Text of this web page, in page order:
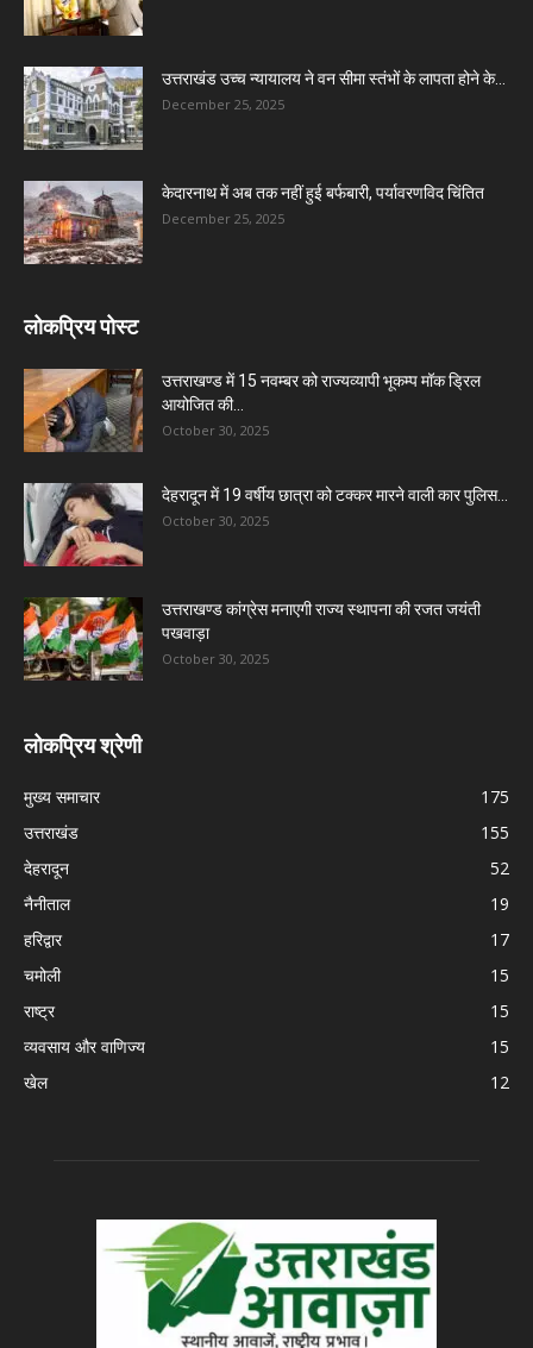
उत्तराखंड उच्च न्यायालय ने वन सीमा स्तंभों के लापता होने के...
December 25, 2025
केदारनाथ में अब तक नहीं हुई बर्फबारी, पर्यावरणविद चिंतित
December 25, 2025
लोकप्रिय पोस्ट
उत्तराखण्ड में 15 नवम्बर को राज्यव्यापी भूकम्प मॉक ड्रिल
आयोजित की...
October 30, 2025
देहरादून में 19 वर्षीय छात्रा को टक्कर मारने वाली कार पुलिस...
October 30, 2025
उत्तराखण्ड कांग्रेस मनाएगी राज्य स्थापना की रजत जयंती
पखवाड़ा
October 30, 2025
लोकप्रिय श्रेणी
मुख्य समाचार
175
उत्तराखंड
155
देहरादून
52
नैनीताल
19
हरिद्वार
17
चमोली
15
राष्ट्र
15
व्यवसाय और वाणिज्य
15
खेल
12